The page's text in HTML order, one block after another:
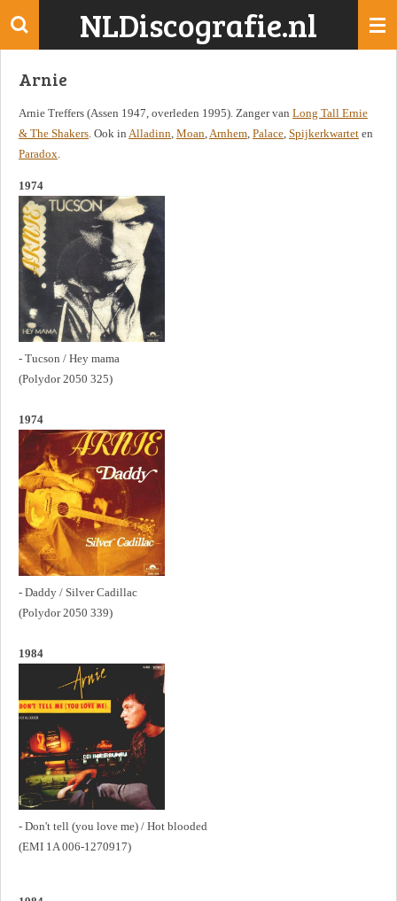
Ga
de
NLDiscografie.nl
Arnie
Arnie Treffers (Assen 1947, overleden 1995). Zanger van Long Tall Ernie
& The Shakers. Ook in Alladinn, Moan,Arnhem, Palace, Spijkerkwartet en
Paradox.
1974
- Tucson / Hey mama
(Polydor 2050 325)
1974
- Daddy / Silver Cadillac
(Polydor 2050 339)
1984
- Don't tell (you love me) / Hot blooded
(EMI 1A 006-1270917)